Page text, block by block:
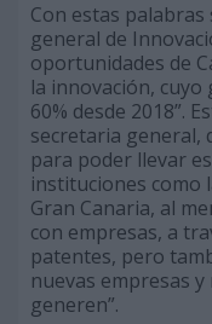
Con estas
general de
oportunidades de
la innovación, cuyo
60% desde 2018”.
secretaria general,
para poder llevar
instituciones como
Gran Canaria, al
con empresas, a
patentes, pero
nuevas empresas
generen”.